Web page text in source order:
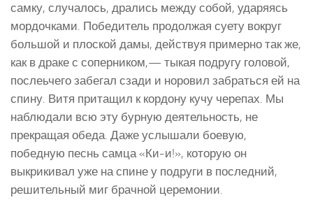
самку, случалось, дрались между собой, ударяясь
мордочками. Победитель продолжая суету вокруг
большой и плоской дамы, действуя примерно так же,
как в драке с соперником,— тыкая подругу головой,
послеьчего забегал сзади и норовил забраться ей на
спину. Витя притащил к кордону кучу черепах. Мы
наблюдали всю эту бурную деятельность, не
прекращая обеда. Даже услышали боевую,
победную песнь самца «Ки-и!», которую он
выкрикивал уже на спине у подруги в последний,
решительный миг брачной церемонии.